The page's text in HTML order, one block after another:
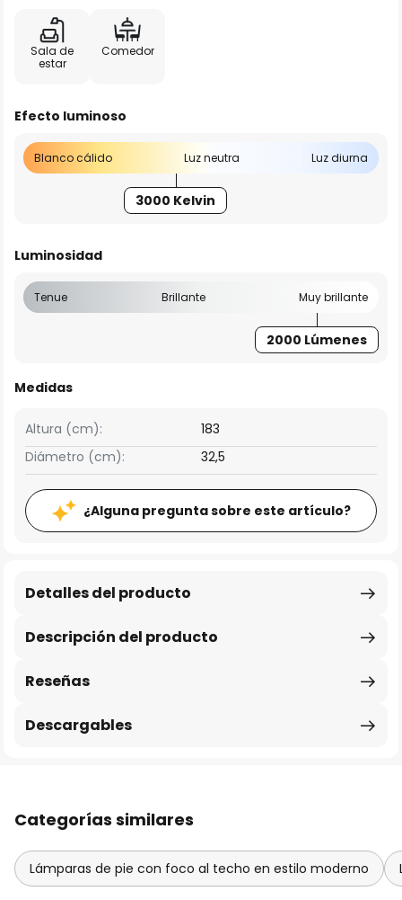
Sala de
estar
Comedor
Efecto luminoso
Blanco cálido Luz neutra Luz diurna
3000 Kelvin
Luminosidad
Tenue Brillante Muy brillante
2000 Lúmenes
Medidas
Altura (cm):
183
Diámetro (cm):
32,5
¿Alguna pregunta sobre este artículo?
Descripción del producto
Detalles del producto
Reseñas
Descargables
Categorías similares
Lámparas de pie con foco al techo en estilo moderno